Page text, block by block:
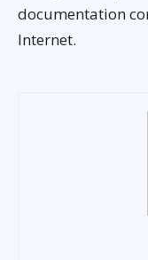
documentation
Internet.